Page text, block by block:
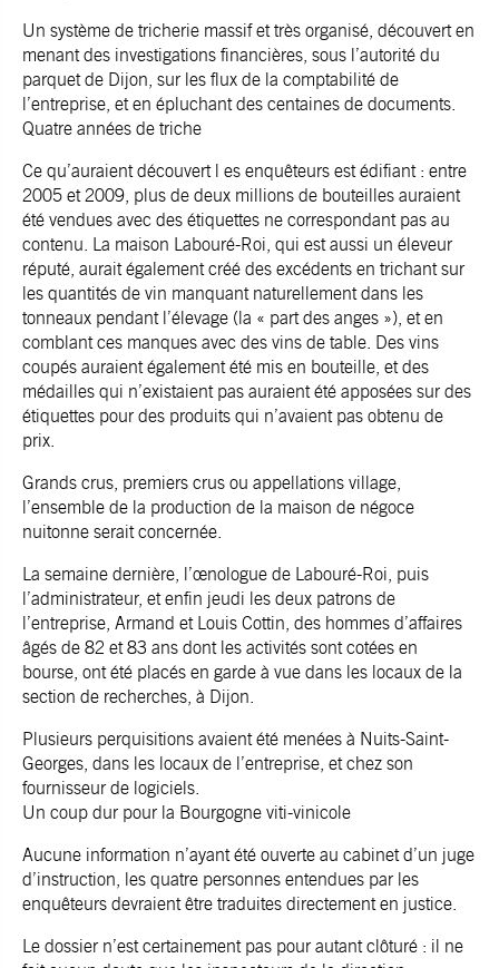
Un système de tricherie massif et très organisé, découvert en
menant des investigations financières, sous l’autorité du
parquet de Dijon, sur les flux de la comptabilité de
l’entreprise, et en épluchant des centaines de documents.
Quatre années de triche
Ce qu’auraient découvert l es enquêteurs est édifiant : entre
2005 et 2009, plus de deux millions de bouteilles auraient
été vendues avec des étiquettes ne correspondant pas au
contenu. La maison Labouré-Roi, qui est aussi un éleveur
réputé, aurait également créé des excédents en trichant sur
les quantités de vin manquant naturellement dans les
tonneaux pendant l’élevage (la « part des anges »), et en
comblant ces manques avec des vins de table. Des vins
coupés auraient également été mis en bouteille, et des
médailles qui n’existaient pas auraient été apposées sur des
étiquettes pour des produits qui n’avaient pas obtenu de
prix.
Grands crus, premiers crus ou appellations village,
l’ensemble de la production de la maison de négoce
nuitonne serait concernée.
La semaine dernière, l’œnologue de Labouré-Roi, puis
l’administrateur, et enfin jeudi les deux patrons de
l’entreprise, Armand et Louis Cottin, des hommes d’affaires
âgés de 82 et 83 ans dont les activités sont cotées en
bourse, ont été placés en garde à vue dans les locaux de la
section de recherches, à Dijon.
Plusieurs perquisitions avaient été menées à Nuits-Saint-
Georges, dans les locaux de l’entreprise, et chez son
fournisseur de logiciels.
Un coup dur pour la Bourgogne viti-vinicole
Aucune information n’ayant été ouverte au cabinet d’un juge
d’instruction, les quatre personnes entendues par les
enquêteurs devraient être traduites directement en justice.
Le dossier n’est certainement pas pour autant clôturé : il ne